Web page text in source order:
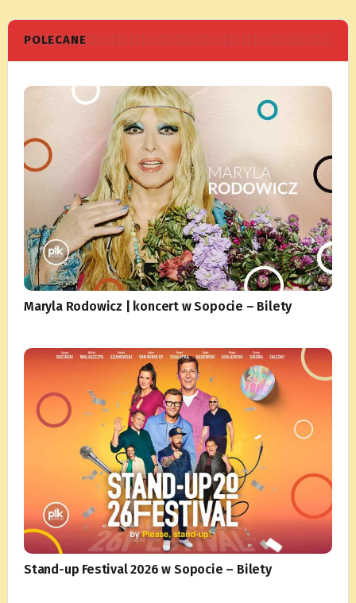
POLECANE
Maryla Rodowicz | koncert w Sopocie – Bilety
Stand-up Festival 2026 w Sopocie – Bilety